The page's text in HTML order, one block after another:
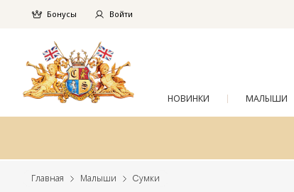
Бонусы Войти
НОВИНКИ МАЛЫШИ
Главная Малыши Cумки